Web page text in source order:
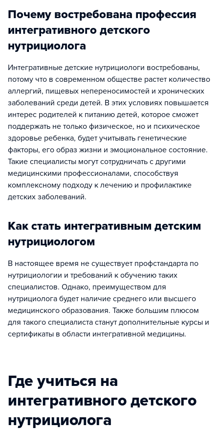
Почему востребована профессия
интегративного детского
нутрициолога
Интегративные детские нутрициологи востребованы,
потому что в современном обществе растет количество
аллергий, пищевых непереносимостей и хронических
заболеваний среди детей. В этих условиях повышается
интерес родителей к питанию детей, которое сможет
поддержать не только физическое, но и психическое
здоровье ребенка, будет учитывать генетические
факторы, его образ жизни и эмоциональное состояние.
Такие специалисты могут сотрудничать с другими
медицинскими профессионалами, способствуя
комплексному подходу к лечению и профилактике
детских заболеваний.
Как стать интегративным детским
нутрициологом
В настоящее время не существует профстандарта по
нутрициологии и требований к обучению таких
специалистов. Однако, преимуществом для
нутрициолога будет наличие среднего или высшего
медицинского образования. Также большим плюсом
для такого специалиста станут дополнительные курсы и
сертификаты в области интегративной медицины.
Где учиться на
интегративного детского
нутрициолога